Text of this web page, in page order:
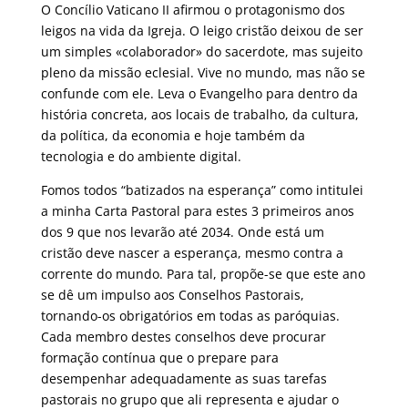
O Concílio Vaticano II afirmou o protagonismo dos
leigos na vida da Igreja. O leigo cristão deixou de ser
um simples «colaborador» do sacerdote, mas sujeito
pleno da missão eclesial. Vive no mundo, mas não se
confunde com ele. Leva o Evangelho para dentro da
história concreta, aos locais de trabalho, da cultura,
da política, da economia e hoje também da
tecnologia e do ambiente digital.
Fomos todos “batizados na esperança” como intitulei
a minha Carta Pastoral para estes 3 primeiros anos
dos 9 que nos levarão até 2034. Onde está um
cristão deve nascer a esperança, mesmo contra a
corrente do mundo. Para tal, propõe-se que este ano
se dê um impulso aos Conselhos Pastorais,
tornando-os obrigatórios em todas as paróquias.
Cada membro destes conselhos deve procurar
formação contínua que o prepare para
desempenhar adequadamente as suas tarefas
pastorais no grupo que ali representa e ajudar o